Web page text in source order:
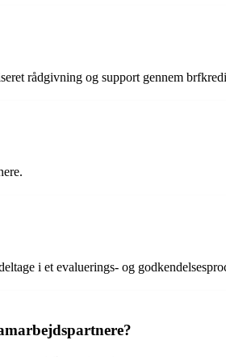
rådgivning og support gennem
i et evaluerings- og